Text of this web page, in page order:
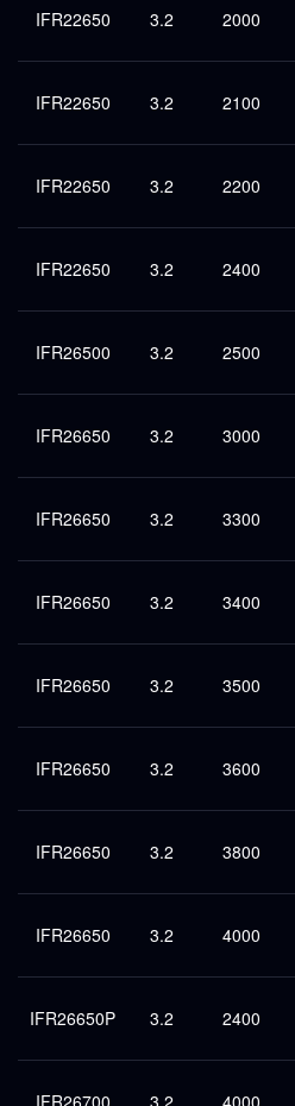
IFR22650 3.2 2000
IFR22650 3.2 2100
IFR22650 3.2 2200
IFR22650 3.2 2400
IFR26500 3.2 2500
IFR26650 3.2 3000
IFR26650 3.2 3300
IFR26650 3.2 3400
IFR26650 3.2 3500
IFR26650 3.2 3600
IFR26650 3.2 3800
IFR26650 3.2 4000
IFR26650P 3.2 2400
IFR26700 3.2 4000